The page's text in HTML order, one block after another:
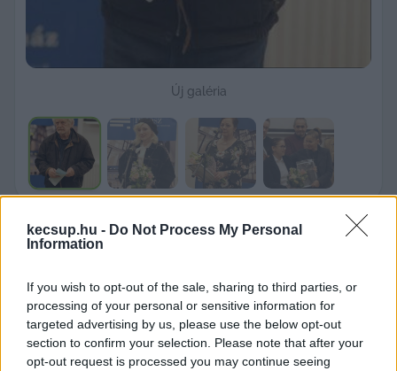
kecsup.hu - Do Not Process My Personal
Information
If you wish to opt-out of the sale, sharing to third parties, or
processing of your personal or sensitive information for
targeted advertising by us, please use the below opt-out
section to confirm your selection. Please note that after your
opt-out request is processed you may continue seeing
Új galéria